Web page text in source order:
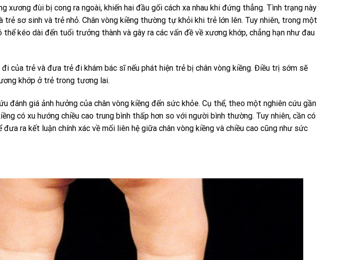
xương đùi bị cong ra ngoài, khiến hai đầu gối cách xa nhau khi đứng thẳng. Tình trạng này
sơ sinh và trẻ nhỏ. Chân vòng kiềng thường tự khỏi khi trẻ lớn lên. Tuy nhiên, trong một
kéo dài đến tuổi trưởng thành và gây ra các vấn đề về xương khớp, chẳng hạn như đau
của trẻ và đưa trẻ đi khám bác sĩ nếu phát hiện trẻ bị chân vòng kiềng. Điều trị sớm sẽ
khớp ở trẻ trong tương lai.
đánh giá ảnh hưởng của chân vòng kiềng đến sức khỏe. Cụ thể, theo một nghiên cứu gần
có xu hướng chiều cao trung bình thấp hơn so với người bình thường. Tuy nhiên, cần có
ra kết luận chính xác về mối liên hệ giữa chân vòng kiềng và chiều cao cũng như sức